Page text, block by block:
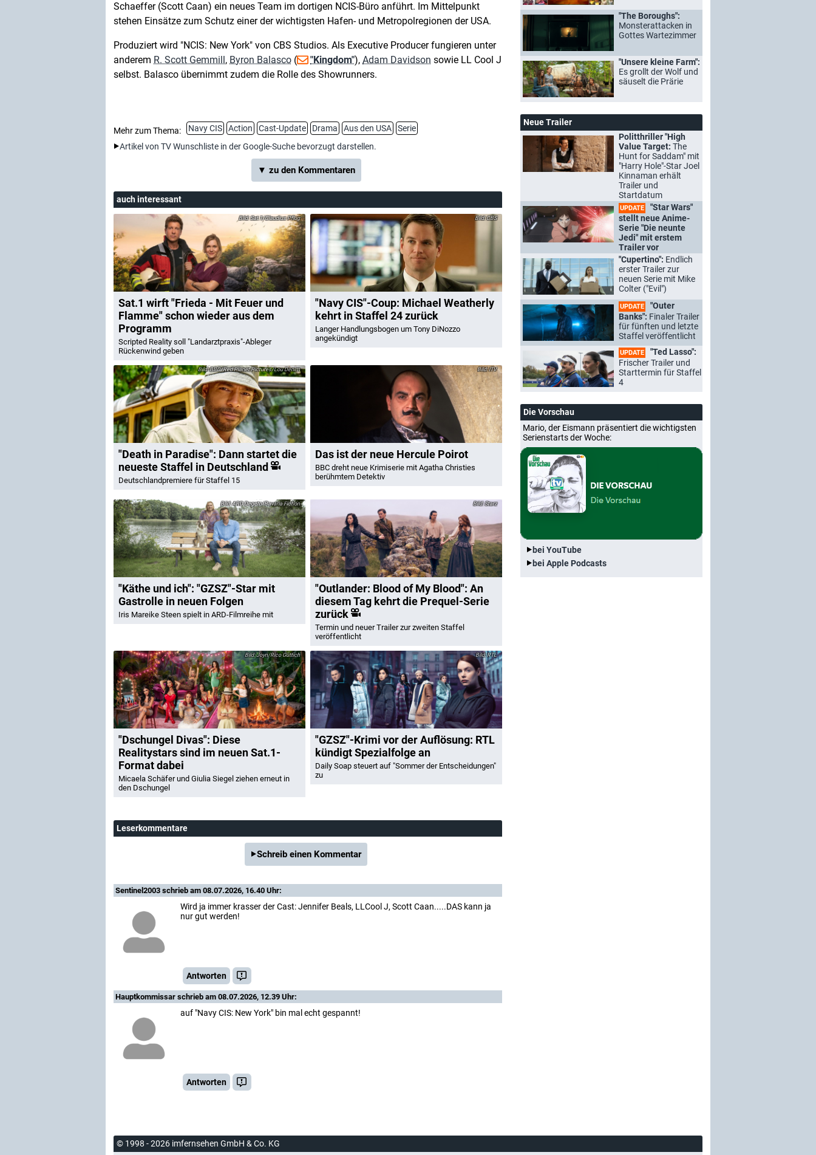
Schaeffer (Scott Caan) ein neues Team im dortigen NCIS-Büro anführt. Im Mittelpunkt
stehen Einsätze zum Schutz einer der wichtigsten Hafen- und Metropolregionen der USA.
Produziert wird "NCIS: New York" von CBS Studios. Als Executive Producer fungieren unter
anderem R. Scott Gemmill, Byron Balasco ( "Kingdom"), Adam Davidson sowie LL Cool J
selbst. Balasco übernimmt zudem die Rolle des Showrunners.
Mehr zum Thema: Navy CIS Action Cast-Update Drama Aus den USA
Serie
Artikel von TV Wunschliste in der Google-Suche bevorzugt darstellen.
▼ zu den Kommentaren
auch interessant
Sat.1/Claudius Pflug
Sat.1 wirft "Frieda - Mit Feuer und
Flamme" schon wieder aus dem
Programm
Scripted Reality soll "Landarztpraxis"-Ableger
Rückenwind geben
CBS
"Navy CIS"-Coup: Michael Weatherly
kehrt in Staffel 24 zurück
Langer Handlungsbogen um Tony DiNozzo
angekündigt
BBC/Red Planet Pictures/Lou Denim
"Death in Paradise": Dann startet die
neueste Staffel in Deutschland
Deutschlandpremiere für Staffel 15
ITV
Das ist der neue Hercule Poirot
BBC dreht neue Krimiserie mit Agatha Christies
berühmtem Detektiv
ARD Degeto/Bavaria Fiction
"Käthe und ich": "GZSZ"-Star mit
Gastrolle in neuen Folgen
Iris Mareike Steen spielt in ARD-Filmreihe mit
Starz
"Outlander: Blood of My Blood": An
diesem Tag kehrt die Prequel-Serie
zurück
Termin und neuer Trailer zur zweiten Staffel
veröffentlicht
Joyn/Rico Güttich
"Dschungel Divas": Diese
Realitystars sind im neuen Sat.1-
Format dabei
Micaela Schäfer und Giulia Siegel ziehen erneut in
den Dschungel
RTL
"GZSZ"-Krimi vor der Auflösung: RTL
kündigt Spezialfolge an
Daily Soap steuert auf "Sommer der Entscheidungen"
zu
Leserkommentare
Schreib einen Kommentar
Sentinel2003 schrieb am 08.07.2026, 16.40 Uhr:
Wird ja immer krasser der Cast: Jennifer Beals, LLCool J, Scott Caan.....DAS kann ja
nur gut werden!
Antworten
Hauptkommissar schrieb am 08.07.2026, 12.39 Uhr:
auf "Navy CIS: New York" bin mal echt gespannt!
Antworten
"The Boroughs":
Monsterattacken in
Gottes Wartezimmer
"Unsere kleine Farm":
Es grollt der Wolf und
säuselt die Prärie
Neue Trailer
Politthriller "High
Value Target: The
Hunt for Saddam" mit
"Harry Hole"-Star Joel
Kinnaman erhält
Trailer und
Startdatum
UPDATE
"Star Wars"
stellt neue Anime-
Serie "Die neunte
Jedi" mit erstem
Trailer vor
"Cupertino": Endlich
erster Trailer zur
neuen Serie mit Mike
Colter ("Evil")
UPDATE
"Outer
Banks": Finaler Trailer
für fünften und letzte
Staffel veröffentlicht
UPDATE
"Ted Lasso":
Frischer Trailer und
Starttermin für Staffel
4
Die Vorschau
Mario, der Eismann präsentiert die wichtigsten
Serienstarts der Woche:
bei YouTube
bei Apple Podcasts
© 1998 - 2026 imfernsehen GmbH & Co. KG